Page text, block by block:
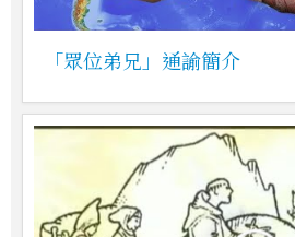
「眾位弟兄」通諭簡介